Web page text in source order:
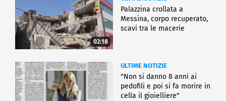
02:18
Palazzina crollata a
Messina, corpo recuperato,
scavi tra le macerie
ULTIME NOTIZIE
"Non si danno 8 anni ai
pedofili e poi si fa morire in
cella il gioielliere"